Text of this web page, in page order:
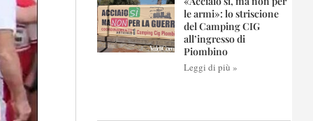
le armi»: lo striscione
del Camping CIG
all’ingresso di
Piombino
Leggi di più »